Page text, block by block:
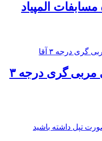
المپیاد
کلاس تئوری مربی گری درجه ۳